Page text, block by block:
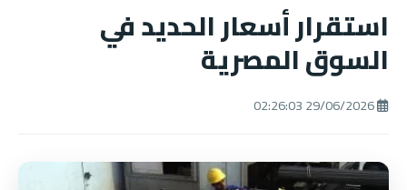
استقرار أسعار الحديد في
السوق المصرية